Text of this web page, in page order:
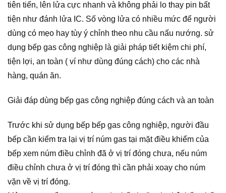
tiên tiến, lên lửa cực nhanh và không phải lo thay pin bất
tiện như đánh lửa IC. Số vòng lửa có nhiều mức để người
dùng có mẹo hay tùy ý chỉnh theo nhu cầu nấu nướng. sử
dụng bếp gas công nghiệp là giải pháp tiết kiệm chi phí,
tiện lợi, an toàn ( ví như dùng đúng cách) cho các nhà
hàng, quán ăn.
Giải đáp dùng bếp gas công nghiệp đúng cách và an toàn
Trước khi sử dụng bếp bếp gas công nghiệp, người đầu
bếp cần kiểm tra lại vị trí núm gas tại mặt điều khiểm của
bếp xem núm điều chỉnh đã ở vị trí đóng chưa, nếu núm
điều chỉnh chưa ở vị trí đóng thì cần phải xoay cho núm
vặn về vị trí đóng.